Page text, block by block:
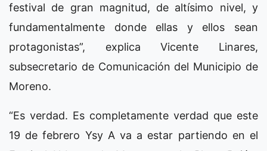
festival de gran magnitud, de altísimo nivel, y
fundamentalmente donde ellas y ellos sean
protagonistas”, explica Vicente Linares,
subsecretario de Comunicación del Municipio de
Moreno.
“Es verdad. Es completamente verdad que este
19 de febrero Ysy A va a estar partiendo en el